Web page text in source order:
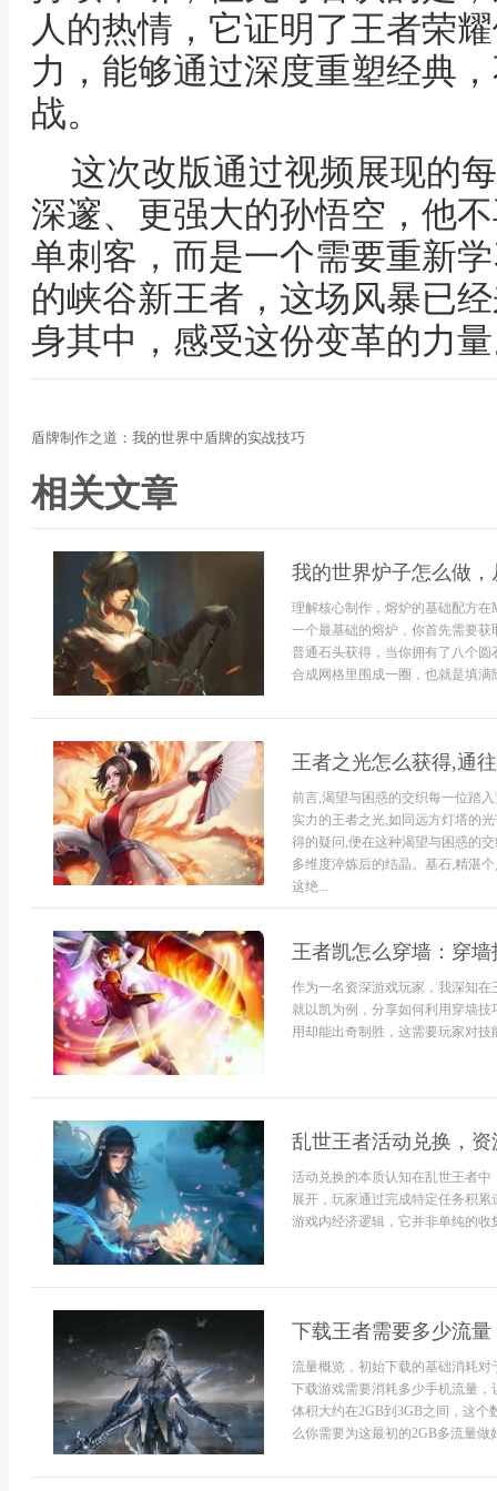
人的热情，它证明了王者荣
力，能够通过深度重塑经典
战。
这次改版通过视频展现的
深邃、更强大的孙悟空，他
单刺客，而是一个需要重新
的峡谷新王者，这场风暴已
身其中，感受这份变革的力
盾牌制作之道：我的世界中盾牌的实战技巧
相关文章
我的世界炉子怎么做
理解核心制作，熔炉的基础配方
一个最基础的熔炉，你首先需要
普通石头获得，当你拥有了八个
合成网格里围成一圈，也就是填
王者之光怎么获得,通
前言,渴望与困惑的交织每一位踏
实力的王者之光,如同远方灯塔的
得的疑问,便在这种渴望与困惑的
多维度淬炼后的结晶。基石,精湛
这绝...
王者凯怎么穿墙：穿
作为一名资深游戏玩家，我深知
就以凯为例，分享如何利用穿墙
用却能出奇制胜，这需要玩家对技
乱世王者活动兑换，
活动兑换的本质认知在乱世王者
展开，玩家通过完成特定任务积
游戏内经济逻辑，它并非单纯的
下载王者需要多少流
流量概览，初始下载的基础消耗
下载游戏需要消耗多少手机流量
体积大约在2GB到3GB之间，这
么你需要为这最初的2GB多流量做